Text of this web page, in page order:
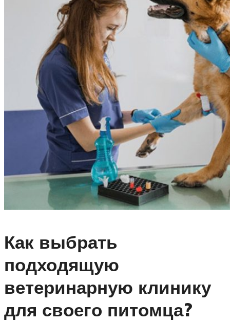
Как выбрать
подходящую
ветеринарную клинику
для своего питомца?